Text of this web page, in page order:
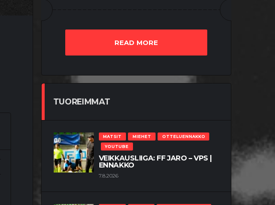
READ MORE
TUOREIMMAT
MATSIT MIEHET
OTTELUENNAKKO
YOUTUBE
VEIKKAUSLIIGA: FF JARO – VPS |
ENNAKKO
7.8.2026